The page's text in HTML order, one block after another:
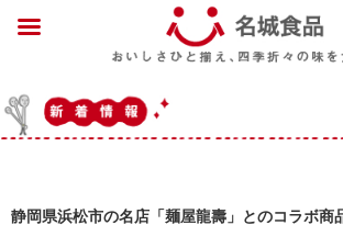
静岡県浜松市の名店「麺屋龍壽」とのコラボ商